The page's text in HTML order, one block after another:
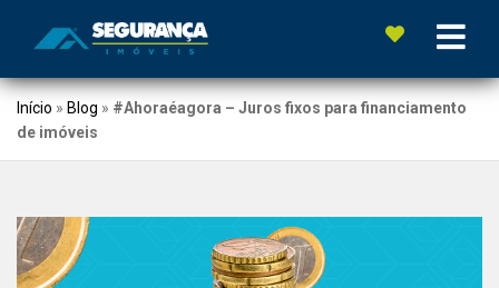
Início » Blog » #Ahoraéagora – Juros fixos para financiamento
de imóveis